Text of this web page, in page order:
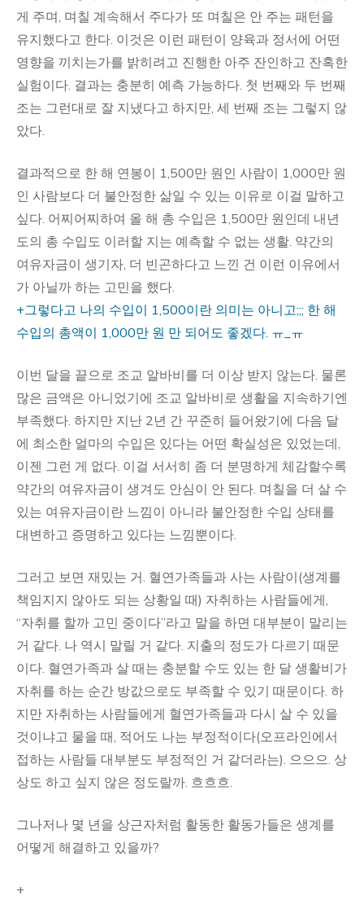
게 주며, 며칠 계속해서 주다가 또 며칠은 안 주는 패턴을
유지했다고 한다. 이것은 이런 패턴이 양육과 정서에 어떤
영향을 끼치는가를 밝히려고 진행한 아주 잔인하고 잔혹한
실험이다. 결과는 충분히 예측 가능하다. 첫 번째와 두 번째
조는 그런대로 잘 지냈다고 하지만, 세 번째 조는 그렇지 않
았다.
결과적으로 한 해 연봉이 1,500만 원인 사람이 1,000만 원
인 사람보다 더 불안정한 삶일 수 있는 이유로 이걸 말하고
싶다. 어찌어찌하여 올 해 총 수입은 1,500만 원인데 내년
도의 총 수입도 이러할 지는 예측할 수 없는 생활. 약간의
여유자금이 생기자, 더 빈곤하다고 느낀 건 이런 이유에서
가 아닐까 하는 고민을 했다.
+그렇다고 나의 수입이 1,500이란 의미는 아니고;;; 한 해
수입의 총액이 1,000만 원 만 되어도 좋겠다. ㅠ_ㅠ
이번 달을 끝으로 조교 알바비를 더 이상 받지 않는다. 물론
많은 금액은 아니었기에 조교 알바비로 생활을 지속하기엔
부족했다. 하지만 지난 2년 간 꾸준히 들어왔기에 다음 달
에 최소한 얼마의 수입은 있다는 어떤 확실성은 있었는데,
이젠 그런 게 없다. 이걸 서서히 좀 더 분명하게 체감할수록
약간의 여유자금이 생겨도 안심이 안 된다. 며칠을 더 살 수
있는 여유자금이란 느낌이 아니라 불안정한 수입 상태를
대변하고 증명하고 있다는 느낌뿐이다.
그러고 보면 재밌는 거. 혈연가족들과 사는 사람이(생계를
책임지지 않아도 되는 상황일 때) 자취하는 사람들에게,
“자취를 할까 고민 중이다”라고 말을 하면 대부분이 말리는
거 같다. 나 역시 말릴 거 같다. 지출의 정도가 다르기 때문
이다. 혈연가족과 살 때는 충분할 수도 있는 한 달 생활비가
자취를 하는 순간 방값으로도 부족할 수 있기 때문이다. 하
지만 자취하는 사람들에게 혈연가족들과 다시 살 수 있을
것이냐고 물을 때, 적어도 나는 부정적이다(오프라인에서
접하는 사람들 대부분도 부정적인 거 같더라는). 으으으. 상
상도 하고 싶지 않은 정도랄까. 흐흐흐.
그나저나 몇 년을 상근자처럼 활동한 활동가들은 생계를
어떻게 해결하고 있을까?
+